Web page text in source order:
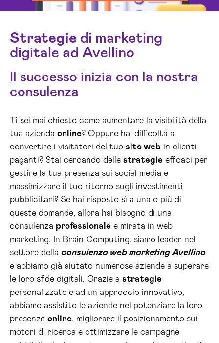
Strategie di marketing
digitale ad Avellino
Il successo inizia con la nostra
consulenza
Ti sei mai chiesto come aumentare la visibilità della
tua azienda online? Oppure hai difficoltà a
convertire i visitatori del tuo sito web in clienti
paganti? Stai cercando delle strategie efficaci per
gestire la tua presenza sui social media e
massimizzare il tuo ritorno sugli investimenti
pubblicitari? Se hai risposto sì a una o più di
queste domande, allora hai bisogno di una
consulenza professionale e mirata in web
marketing. In Brain Computing, siamo leader nel
settore della consulenza web marketing Avellino
e abbiamo già aiutato numerose aziende a superare
le loro sfide digitali. Grazie a strategie
personalizzate e ad un approccio innovativo,
abbiamo assistito le aziende nel potenziare la loro
presenza online, migliorare il posizionamento sui
motori di ricerca e ottimizzare le campagne